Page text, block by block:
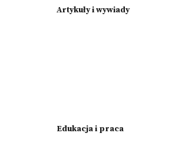
Artykuły i wywiady
Edukacja i praca